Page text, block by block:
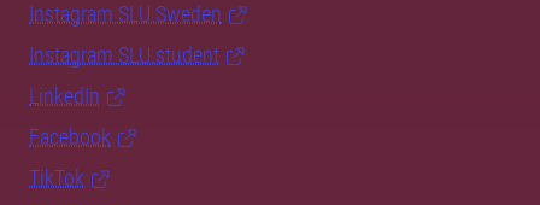
Instagram SLU.Sweden
Instagram SLU.student
LinkedIn
Facebook
TikTok